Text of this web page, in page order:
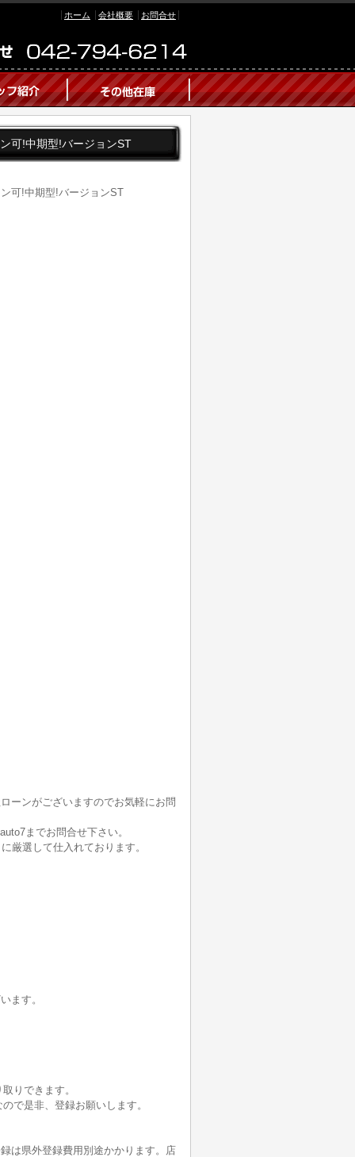
ホーム 会社概要 お問合せ
可!中期型!バージョンST
可!中期型!バージョンST
ーンがございますのでお気軽にお問
までお問合せ下さい。
厳選して仕入れております。
ます。
りできます。
で是非、登録お願いします。
は県外登録費用別途かかります。店